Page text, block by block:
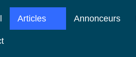
Articles Annonceurs